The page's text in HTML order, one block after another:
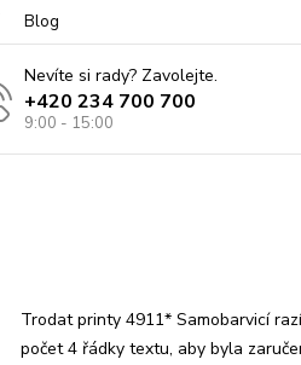
Blog
Nevíte si rady? Zavolejte.
+420 234 700 700
9:00 - 15:00
Trodat printy 4911* Samobarvicí
počet 4 řádky textu, aby byla